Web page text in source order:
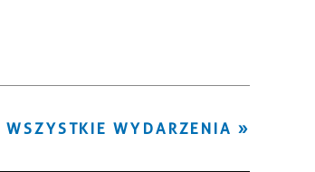
Miejsce
WSZYSTKIE WYDARZENIA